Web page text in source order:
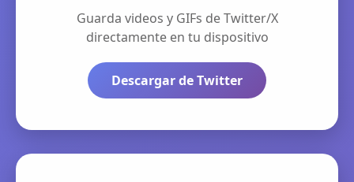
Guarda videos y GIFs de Twitter/X
directamente en tu dispositivo
Descargar de Twitter